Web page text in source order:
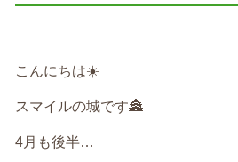
こんにちは☀️
スマイルの城です🏯
4月も後半…